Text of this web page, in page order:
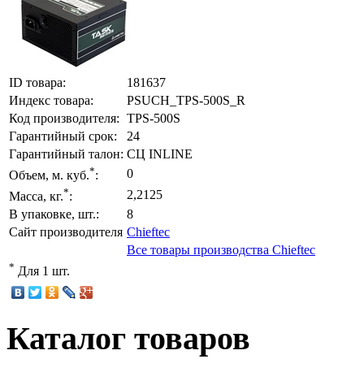
ID товара:
181637
Индекс товара:
PSUCH_TPS-500S_R
Код производителя: TPS-500S
Гарантийный срок:
24
Гарантийный талон: СЦ INLINE
Объем, м. куб.*:
0
Масса, кг.*:
2,2125
В упаковке, шт.:
8
Сайт производителя Chieftec
Все товары производства Chieftec
* Для 1 шт.
Каталог товаров